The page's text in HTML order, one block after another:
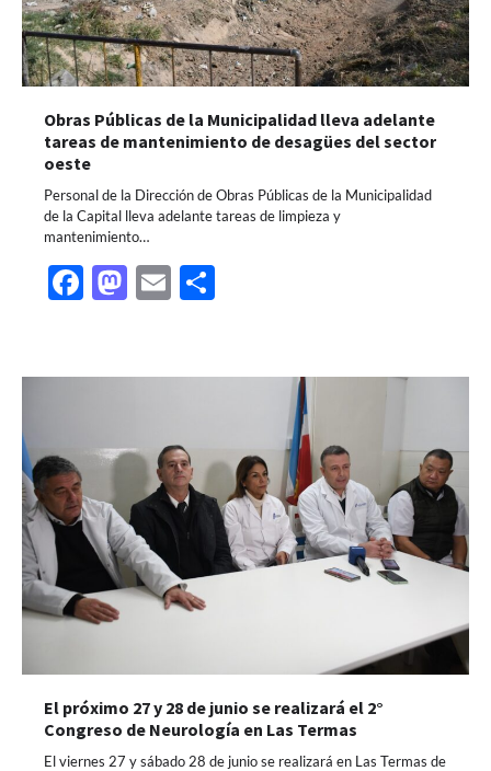
Obras Públicas de la Municipalidad lleva adelante
tareas de mantenimiento de desagües del sector
oeste
Personal de la Dirección de Obras Públicas de la Municipalidad
de la Capital lleva adelante tareas de limpieza y
mantenimiento…
Facebook
Mastodon
Email
El próximo 27 y 28 de junio se realizará el 2°
Congreso de Neurología en Las Termas
El viernes 27 y sábado 28 de junio se realizará en Las Termas de